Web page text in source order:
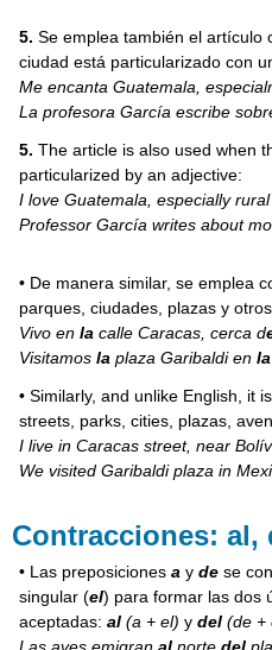
5. Se emplea también el artículo
ciudad está particularizado con
Me encanta Guatemala,
La profesora García escribe
5. The article is also used when
particularized by an adjective:
I love Guatemala, especially
Professor García writes about
• De manera similar, se emplea
parques, ciudades, plazas y
Vivo enla calle Caracas, cerca d
Visitamosla plaza Garibaldi en
• Similarly, and unlike English, it
streets, parks, cities, plazas,
I live in Caracas street, near
We visited Garibaldi plaza in
Contracciones: al,
• Las preposicionesa yde se
singular (el) para formar las dos
aceptadas:al (a + el)ydel (de +